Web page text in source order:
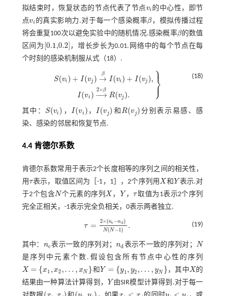
拟结束时，恢复状态的节点代表了节点vi
vi 的中心性，即节
点vi
vi 的真实影响力.对于每一个感染概率β
β ，模拟传播过程
将会重复100次以避免实验中的随机情况.感染概率β
β的数值
区间为 [0.1,0.2]
0.1,0.2] ，增长步长为0.01.网络中的每个节点在每
个时刻的感染机制服从式（18） .
S(vi ) + I(vj ) →
β
I(vi ) + I(vj ),
I (vi ) −→
2×β
R(vj ).
⎫
⎭
⎬
⎪
⎪
(v i)+ I(v R(
(18)
其中： S(vi )
S(vi) ，I (vi )
I( vi) ，I (vj )
I( vj) 和R(vj )
R(vj)
分别表示易感、感
染、感染的邻居和恢复节点.
4.4 肯德尔系数
肯德尔系数常用于表示2个长度相等的序列之间的相关性，
用τ
τ 表示，取值区间为［-1，1］，2个序列用X
X 和 Y
Y 表示.对
于2个包含N
N 个元素的序列 X
X ， Y
Y ，τ
τ 取值为1表示2个序列
完全正相关，-1表示完全负相关，0表示两者独立.
τ = 2×(nc −nd)
N(N−1) .
τ= 2× nc-nd)NN- 1 (19)
其中： nc
nc表示一致的序列对；nd
nd表示不一致的序列对； N
N
是序列中元素个数.假设包含所有节点中心性的序列
X = {x1 ,x2 ,… , xN }
X= x1, x2,… ,xN 和 Y = {y1, y2 ,… , yN }
Y= y1, y2,…,yN ，其中X
X 的
结果由一种算法计算得到，
Y
Y 由SIR模型计算得到.对于每一